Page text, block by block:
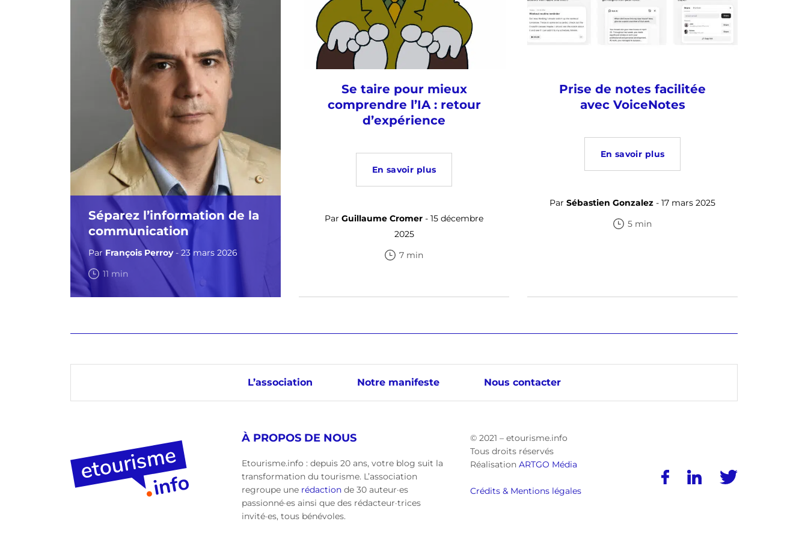
Séparez l’information de la
communication
Par François Perroy- 23 mars 2026
11 min
Se taire pour mieux
comprendre l’IA : retour
d’expérience
En savoir plus
Par Guillaume Cromer - 15 décembre
2025
7 min
Prise de notes facilitée
avec VoiceNotes
En savoir plus
Par Sébastien Gonzalez - 17 mars 2025
5 min
L’association Notre manifeste Nous contacter
À PROPOS DE NOUS
Etourisme.info : depuis 20 ans, votre blog suit la
transformation du tourisme. L’association
regroupe une rédaction de 30 auteur·es
passionné·es ainsi que des rédacteur·trices
invité·es, tous bénévoles.
© 2021 – etourisme.info
Tous droits réservés
Réalisation ARTGO Média
Crédits & Mentions légales